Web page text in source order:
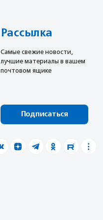
Рассылка
Cамые свежие новости,
лучшие материалы в вашем
почтовом ящике
Подписаться